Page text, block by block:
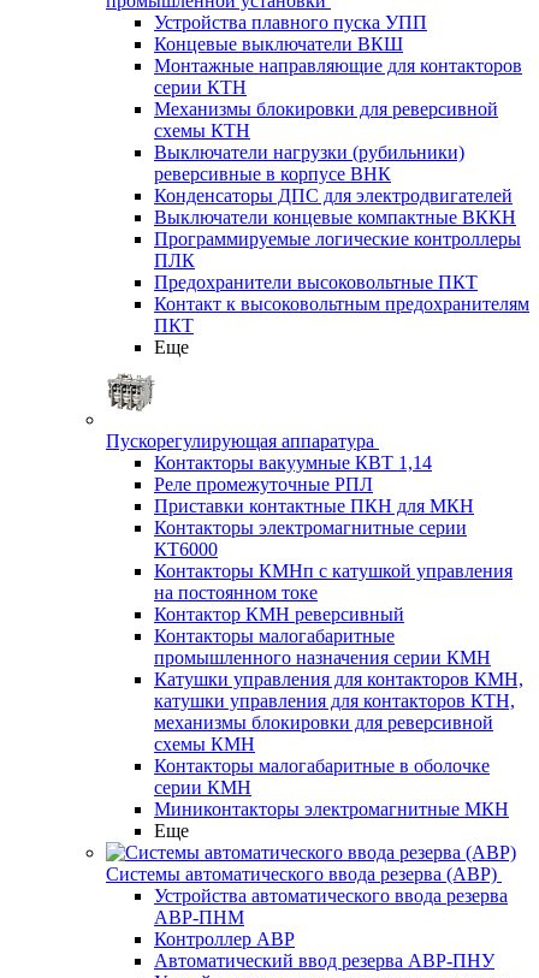
Устройства плавного пуска УПП
Концевые выключатели ВКШ
Монтажные направляющие для контакторов
серии КТН
Механизмы блокировки для реверсивной
схемы КТН
Выключатели нагрузки (рубильники)
реверсивные в корпусе ВНК
Конденсаторы ДПС для электродвигателей
Выключатели концевые компактные ВККН
Программируемые логические контроллеры
ПЛК
Предохранители высоковольтные ПКТ
Контакт к высоковольтным предохранителям
ПКТ
Еще
Пускорегулирующая аппаратура
Контакторы вакуумные КВТ 1,14
Реле промежуточные РПЛ
Приставки контактные ПКН для МКН
Контакторы электромагнитные серии
КТ6000
Контакторы КМНп с катушкой управления
на постоянном токе
Контактор КМН реверсивный
Контакторы малогабаритные
промышленного назначения серии КМН
Катушки управления для контакторов КМН,
катушки управления для контакторов КТН,
механизмы блокировки для реверсивной
схемы КМН
Контакторы малогабаритные в оболочке
серии КМН
Миниконтакторы электромагнитные МКН
Еще
Системы автоматического ввода резерва (АВР)
Устройства автоматического ввода резерва
АВР-ПНМ
Контроллер АВР
Автоматический ввод резерва АВР-ПНУ